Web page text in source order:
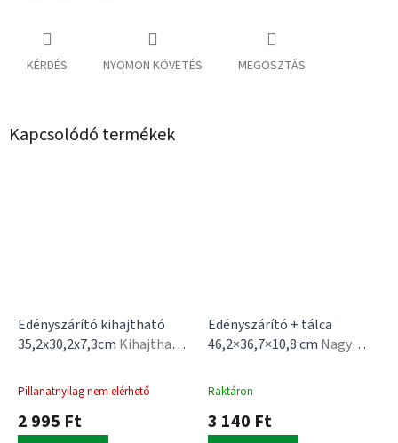
KÉRDÉS NYOMON KÖVETÉS MEGOSZTÁS
Kapcsolódó termékek
Edényszárító kihajtható
35,2x30,2x7,3cm Kihajtható
evőeszköztartó
Pillanatnyilag nem elérhető
2 995 Ft
Edényszárító + tálca
46,2×36,7×10,8 cm Nagy
evőeszköz tartó
Raktáron
3 140 Ft